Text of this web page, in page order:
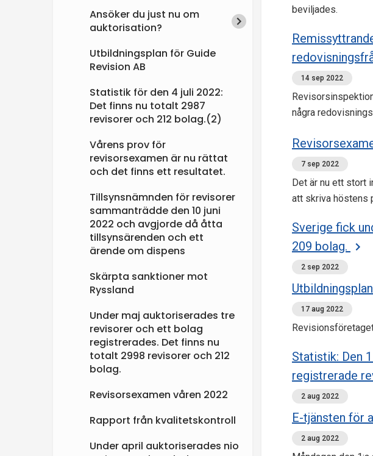
beviljades.
14 sep 2022
några
7 sep 2022
Det är nu ett stort
att skriva höstens
Sverige fick
209 bolag.
2 sep 2022
17 aug 2022
Statistik: Den
registrerade
2 aug 2022
E-tjänsten för
2 aug 2022
Ansöker du just nu om
auktorisation?
Utbildningsplan för Guide
Revision AB
Statistik för den 4 juli 2022:
Det finns nu totalt 2987
revisorer och 212 bolag.(2)
Vårens prov för
revisorsexamen är nu rättat
och det finns ett resultatet.
Tillsynsnämnden för revisorer
sammanträdde den 10 juni
2022 och avgjorde då åtta
tillsynsärenden och ett
ärende om dispens
Skärpta sanktioner mot
Ryssland
Under maj auktoriserades tre
revisorer och ett bolag
registrerades. Det finns nu
totalt 2998 revisorer och 212
bolag.
Revisorsexamen våren 2022
Rapport från kvalitetskontroll
Under april auktoriserades nio